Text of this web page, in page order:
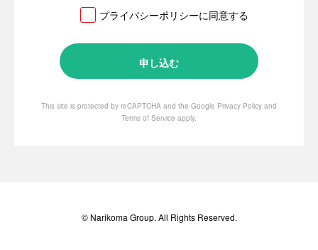
プライバシーポリシーに同意する
This site is protected by reCAPTCHA and the Google Privacy Policy and
Terms of Service apply.
© Narikoma Group. All Rights Reserved.